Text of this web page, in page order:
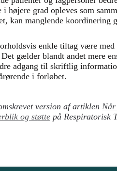
i højere grad opleves som
kan manglende koordinering
enkle tiltag være med
gælder blandt andet mere
adgang til skriftlig
i forløbet.
version af artiklen Når
og støtte på Respiratorisk